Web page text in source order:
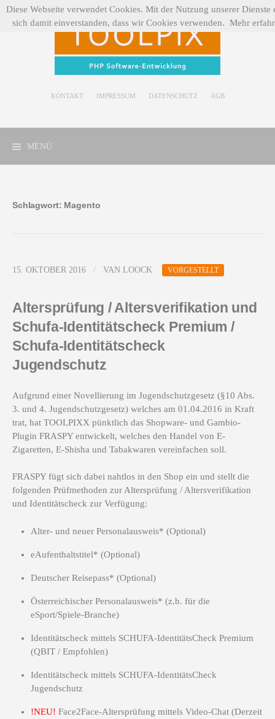
Zum
Inhalt
KONTAKT IMPRESSUM DATENSCHUTZ AGB
MENÜ
Schlagwort: Magento
15. OKTOBER 2016 / VAN LOOCK VORGESTELLT
Altersprüfung / Altersverifikation und
Schufa-Identitätscheck Premium /
Schufa-Identitätscheck
Jugendschutz
Aufgrund einer Novellierung im Jugendschutzgesetz (§10 Abs.
3. und 4. Jugendschutzgesetz) welches am 01.04.2016 in Kraft
trat, hat TOOLPIXX pünktlich das Shopware- und Gambio-
Plugin FRASPY entwickelt, welches den Handel von E-
Zigaretten, E-Shisha und Tabakwaren vereinfachen soll.
FRASPY fügt sich dabei nahtlos in den Shop ein und stellt die
folgenden Prüfmethoden zur Altersprüfung / Altersverifikation
und Identitätscheck zur Verfügung:
Alter- und neuer Personalausweis* (Optional)
eAufenthaltstitel* (Optional)
Deutscher Reisepass* (Optional)
Österreichischer Personalausweis* (z.b. für die
eSport/Spiele-Branche)
Identitätscheck mittels SCHUFA-IdentitätsCheck Premium
(QBIT / Empfohlen)
Identitätscheck mittels SCHUFA-IdentitätsCheck
Jugendschutz
!NEU! Face2Face-Altersprüfung mittels Video-Chat (Derzeit
Diese Webseite verwendet Cookies. Mit der Nutzung unserer Dienste
sich damit einverstanden, dass wir Cookies verwenden. Mehr